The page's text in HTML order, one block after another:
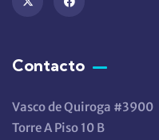
Contacto
Vasco de Quiroga #3900
Torre A Piso 10 B